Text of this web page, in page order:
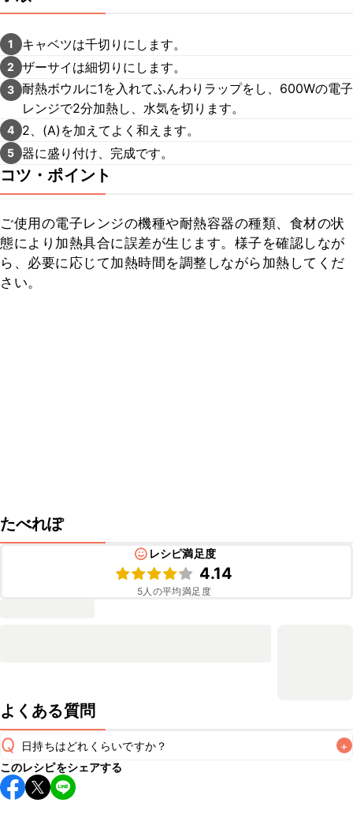
1 キャベツは千切りにします。
2 ザーサイは細切りにします。
3 耐熱ボウルに1を入れてふんわりラップをし、600Wの電子
レンジで2分加熱し、水気を切ります。
4 2、(A)を加えてよく和えます。
5 器に盛り付け、完成です。
コツ・ポイント
ご使用の電子レンジの機種や耐熱容器の種類、食材の状
態により加熱具合に誤差が生じます。様子を確認しなが
ら、必要に応じて加熱時間を調整しながら加熱してくだ
さい。
たべれぽ
レシピ満足度
4.14
5人の平均満足度
よくある質問
Q 日持ちはどれくらいですか？ +
保存期間は冷蔵で当日中が目安です。なるべくお早めにお召
し上がりください。
このレシピをシェアする